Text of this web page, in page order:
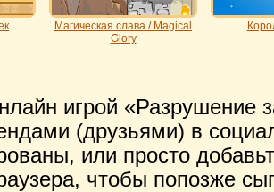
Магическая слава / Magical
Glory
игрой «Разрушение
(друзьями) в
или просто
чтобы попозже